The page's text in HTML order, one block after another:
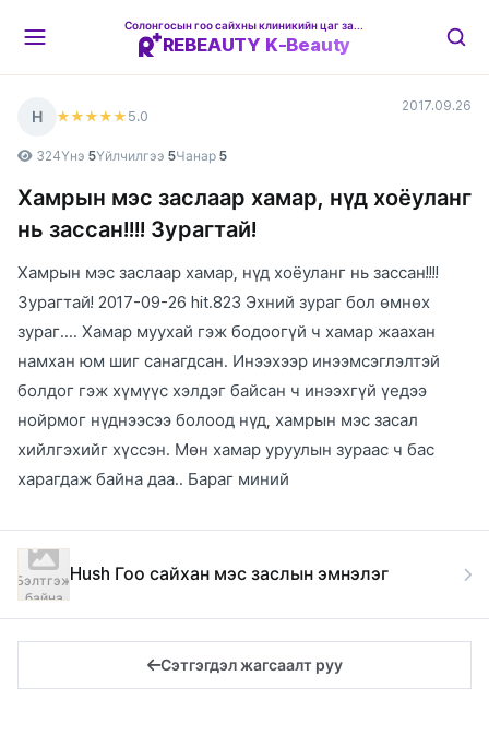
REBEAUTY K-Beauty
Н ★★★★★ 5.0
2017.09.26
324Үнэ 5Үйлчилгээ 5Чанар 5
Хамрын мэс заслаар хамар, нүд хоёуланг
нь зассан!!!! Зурагтай!
Хамрын мэс заслаар хамар, нүд хоёуланг нь зассан!!!!
Зурагтай! 2017-09-26 hit.823 Эхний зураг бол өмнөх
зураг.... Хамар муухай гэж бодоогүй ч хамар жаахан
намхан юм шиг санагдсан. Инээхээр инээмсэглэлтэй
болдог гэж хүмүүс хэлдэг байсан ч инээхгүй үедээ
нойрмог нүднээсээ болоод нүд, хамрын мэс засал
хийлгэхийг хүссэн. Мөн хамар уруулын зураас ч бас
харагдаж байна даа.. Бараг миний
Бэлтгэж
байна
Hush Гоо сайхан мэс заслын эмнэлэг
Сэтгэгдэл жагсаалт руу